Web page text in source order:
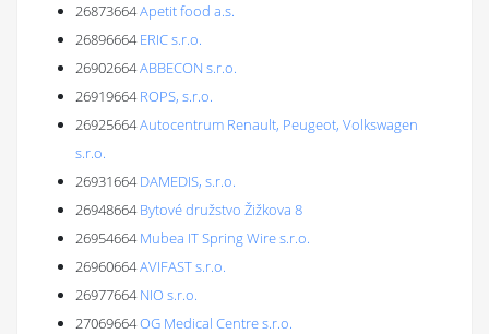
26873664Apetit food a.s.
26896664 ERIC s.r.o.
26902664ABBECON s.r.o.
26919664 ROPS, s.r.o.
26925664Autocentrum Renault, Peugeot, Volkswagen
s.r.o.
26931664 DAMEDIS, s.r.o.
26948664 Bytové družstvo Žižkova 8
26954664 Mubea IT Spring Wire s.r.o.
26960664AVIFAST s.r.o.
26977664 NIO s.r.o.
27069664OG Medical Centre s.r.o.